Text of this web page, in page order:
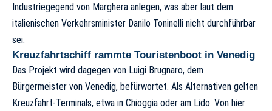
Industriegegend von Marghera anlegen, was aber laut dem
italienischen Verkehrsminister Danilo Toninelli nicht durchführbar
sei.
Kreuzfahrtschiff rammte Touristenboot in Venedig
Das Projekt wird dagegen von Luigi Brugnaro, dem
Bürgermeister von Venedig, befürwortet. Als Alternativen gelten
Kreuzfahrt-Terminals, etwa in Chioggia oder am Lido. Von hier